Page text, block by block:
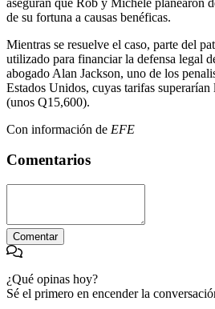
de su fortuna a causas benéficas.
Mientras se resuelve el caso, parte del
utilizado para financiar la defensa legal
abogado Alan Jackson, uno de los
Estados Unidos, cuyas tarifas
(unos Q15,600).
Con información de EFE
Comentarios
Comentar
¿Qué opinas hoy?
Sé el primero en encender la